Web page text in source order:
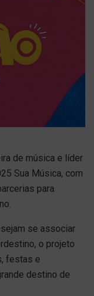
de música e líder
Sua Música, com
para
se associar
o projeto
festas e
destino de